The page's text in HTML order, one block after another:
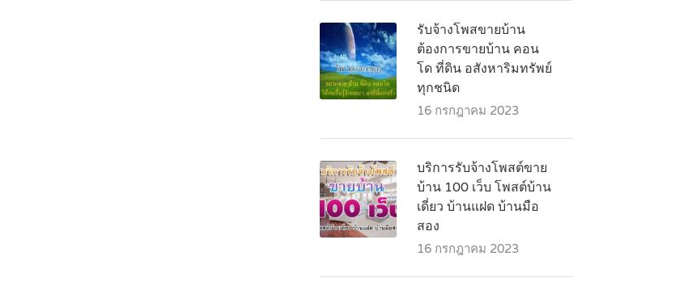
รับจ้างโพสขายบ้าน
ต้องการขายบ้าน คอน
โด ที่ดิน อสังหาริมทรัพย์
ทุกชนิด
16 กรกฎาคม 2023
บริการรับจ้างโพสต์ขาย
บ้าน 100 เว็บ โพสต์บ้าน
เดี่ยว บ้านแฝด บ้านมือ
สอง
16 กรกฎาคม 2023